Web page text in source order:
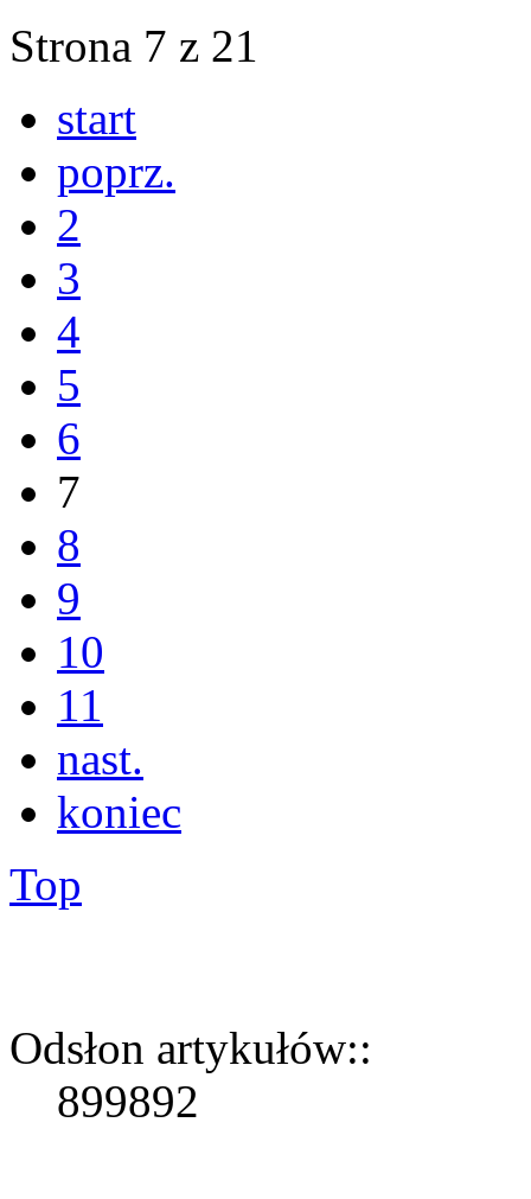
Strona 7 z 21
start
poprz.
2
3
4
5
6
7
8
9
10
11
nast.
koniec
Top
Odsłon artykułów::
899892